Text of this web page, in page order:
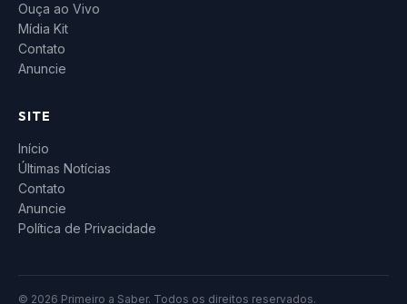
Ouça ao Vivo
Mídia Kit
Contato
Anuncie
SITE
Início
Últimas Notícias
Contato
Anuncie
Política de Privacidade
© 2026 Primeiro a Saber. Todos os direitos reservados.